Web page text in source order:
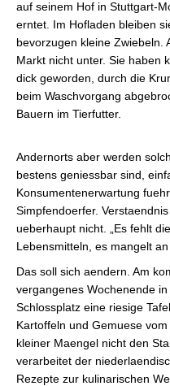
auf seinem Hof in Stuttgart-
erntet. Im Hofladen bleiben
bevorzugen kleine Zwiebeln.
Markt nicht unter. Sie haben
dick geworden, durch die
beim Waschvorgang
Bauern im Tierfutter.
Andernorts aber werden
bestens geniessbar sind,
Konsumentenerwartung
Simpfendoerfer.
ueberhaupt nicht. „Es fehlt
Lebensmitteln, es mangelt an
Das soll sich aendern. Am
vergangenes Wochenende
Schlossplatz eine riesige
Kartoffeln und Gemuese
kleiner Maengel nicht den
verarbeitet der
Rezepte zur kulinarischen